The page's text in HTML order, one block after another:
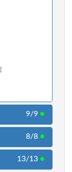
9/9 ●
8/8 ●
13/13 ●